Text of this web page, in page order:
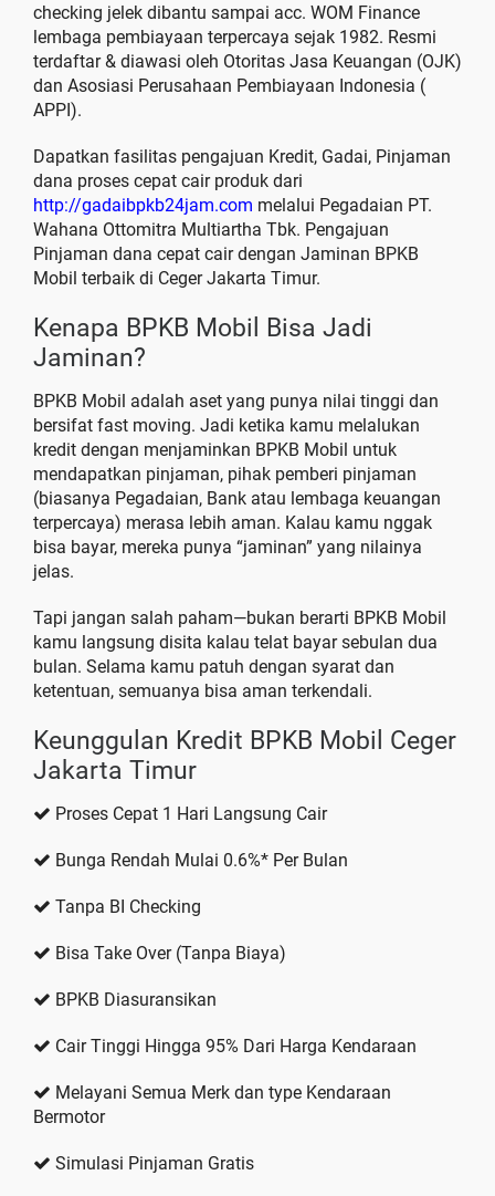
checking jelek dibantu sampai acc. WOM Finance
lembaga pembiayaan terpercaya sejak 1982. Resmi
terdaftar & diawasi oleh Otoritas Jasa Keuangan (OJK)
dan Asosiasi Perusahaan Pembiayaan Indonesia (
APPI).
Dapatkan fasilitas pengajuan Kredit, Gadai, Pinjaman
dana proses cepat cair produk dari
http://gadaibpkb24jam.com melalui Pegadaian PT.
Wahana Ottomitra Multiartha Tbk. Pengajuan
Pinjaman dana cepat cair dengan Jaminan BPKB
Mobil terbaik di Ceger Jakarta Timur.
Kenapa BPKB Mobil Bisa Jadi
Jaminan?
BPKB Mobil adalah aset yang punya nilai tinggi dan
bersifat fast moving. Jadi ketika kamu melalukan
kredit dengan menjaminkan BPKB Mobil untuk
mendapatkan pinjaman, pihak pemberi pinjaman
(biasanya Pegadaian, Bank atau lembaga keuangan
terpercaya) merasa lebih aman. Kalau kamu nggak
bisa bayar, mereka punya “jaminan” yang nilainya
jelas.
Tapi jangan salah paham—bukan berarti BPKB Mobil
kamu langsung disita kalau telat bayar sebulan dua
bulan. Selama kamu patuh dengan syarat dan
ketentuan, semuanya bisa aman terkendali.
Keunggulan Kredit BPKB Mobil Ceger
Jakarta Timur
Proses Cepat 1 Hari Langsung Cair
Bunga Rendah Mulai 0.6%* Per Bulan
Tanpa BI Checking
Bisa Take Over (Tanpa Biaya)
BPKB Diasuransikan
Cair Tinggi Hingga 95% Dari Harga Kendaraan
Melayani Semua Merk dan type Kendaraan
Bermotor
Simulasi Pinjaman Gratis